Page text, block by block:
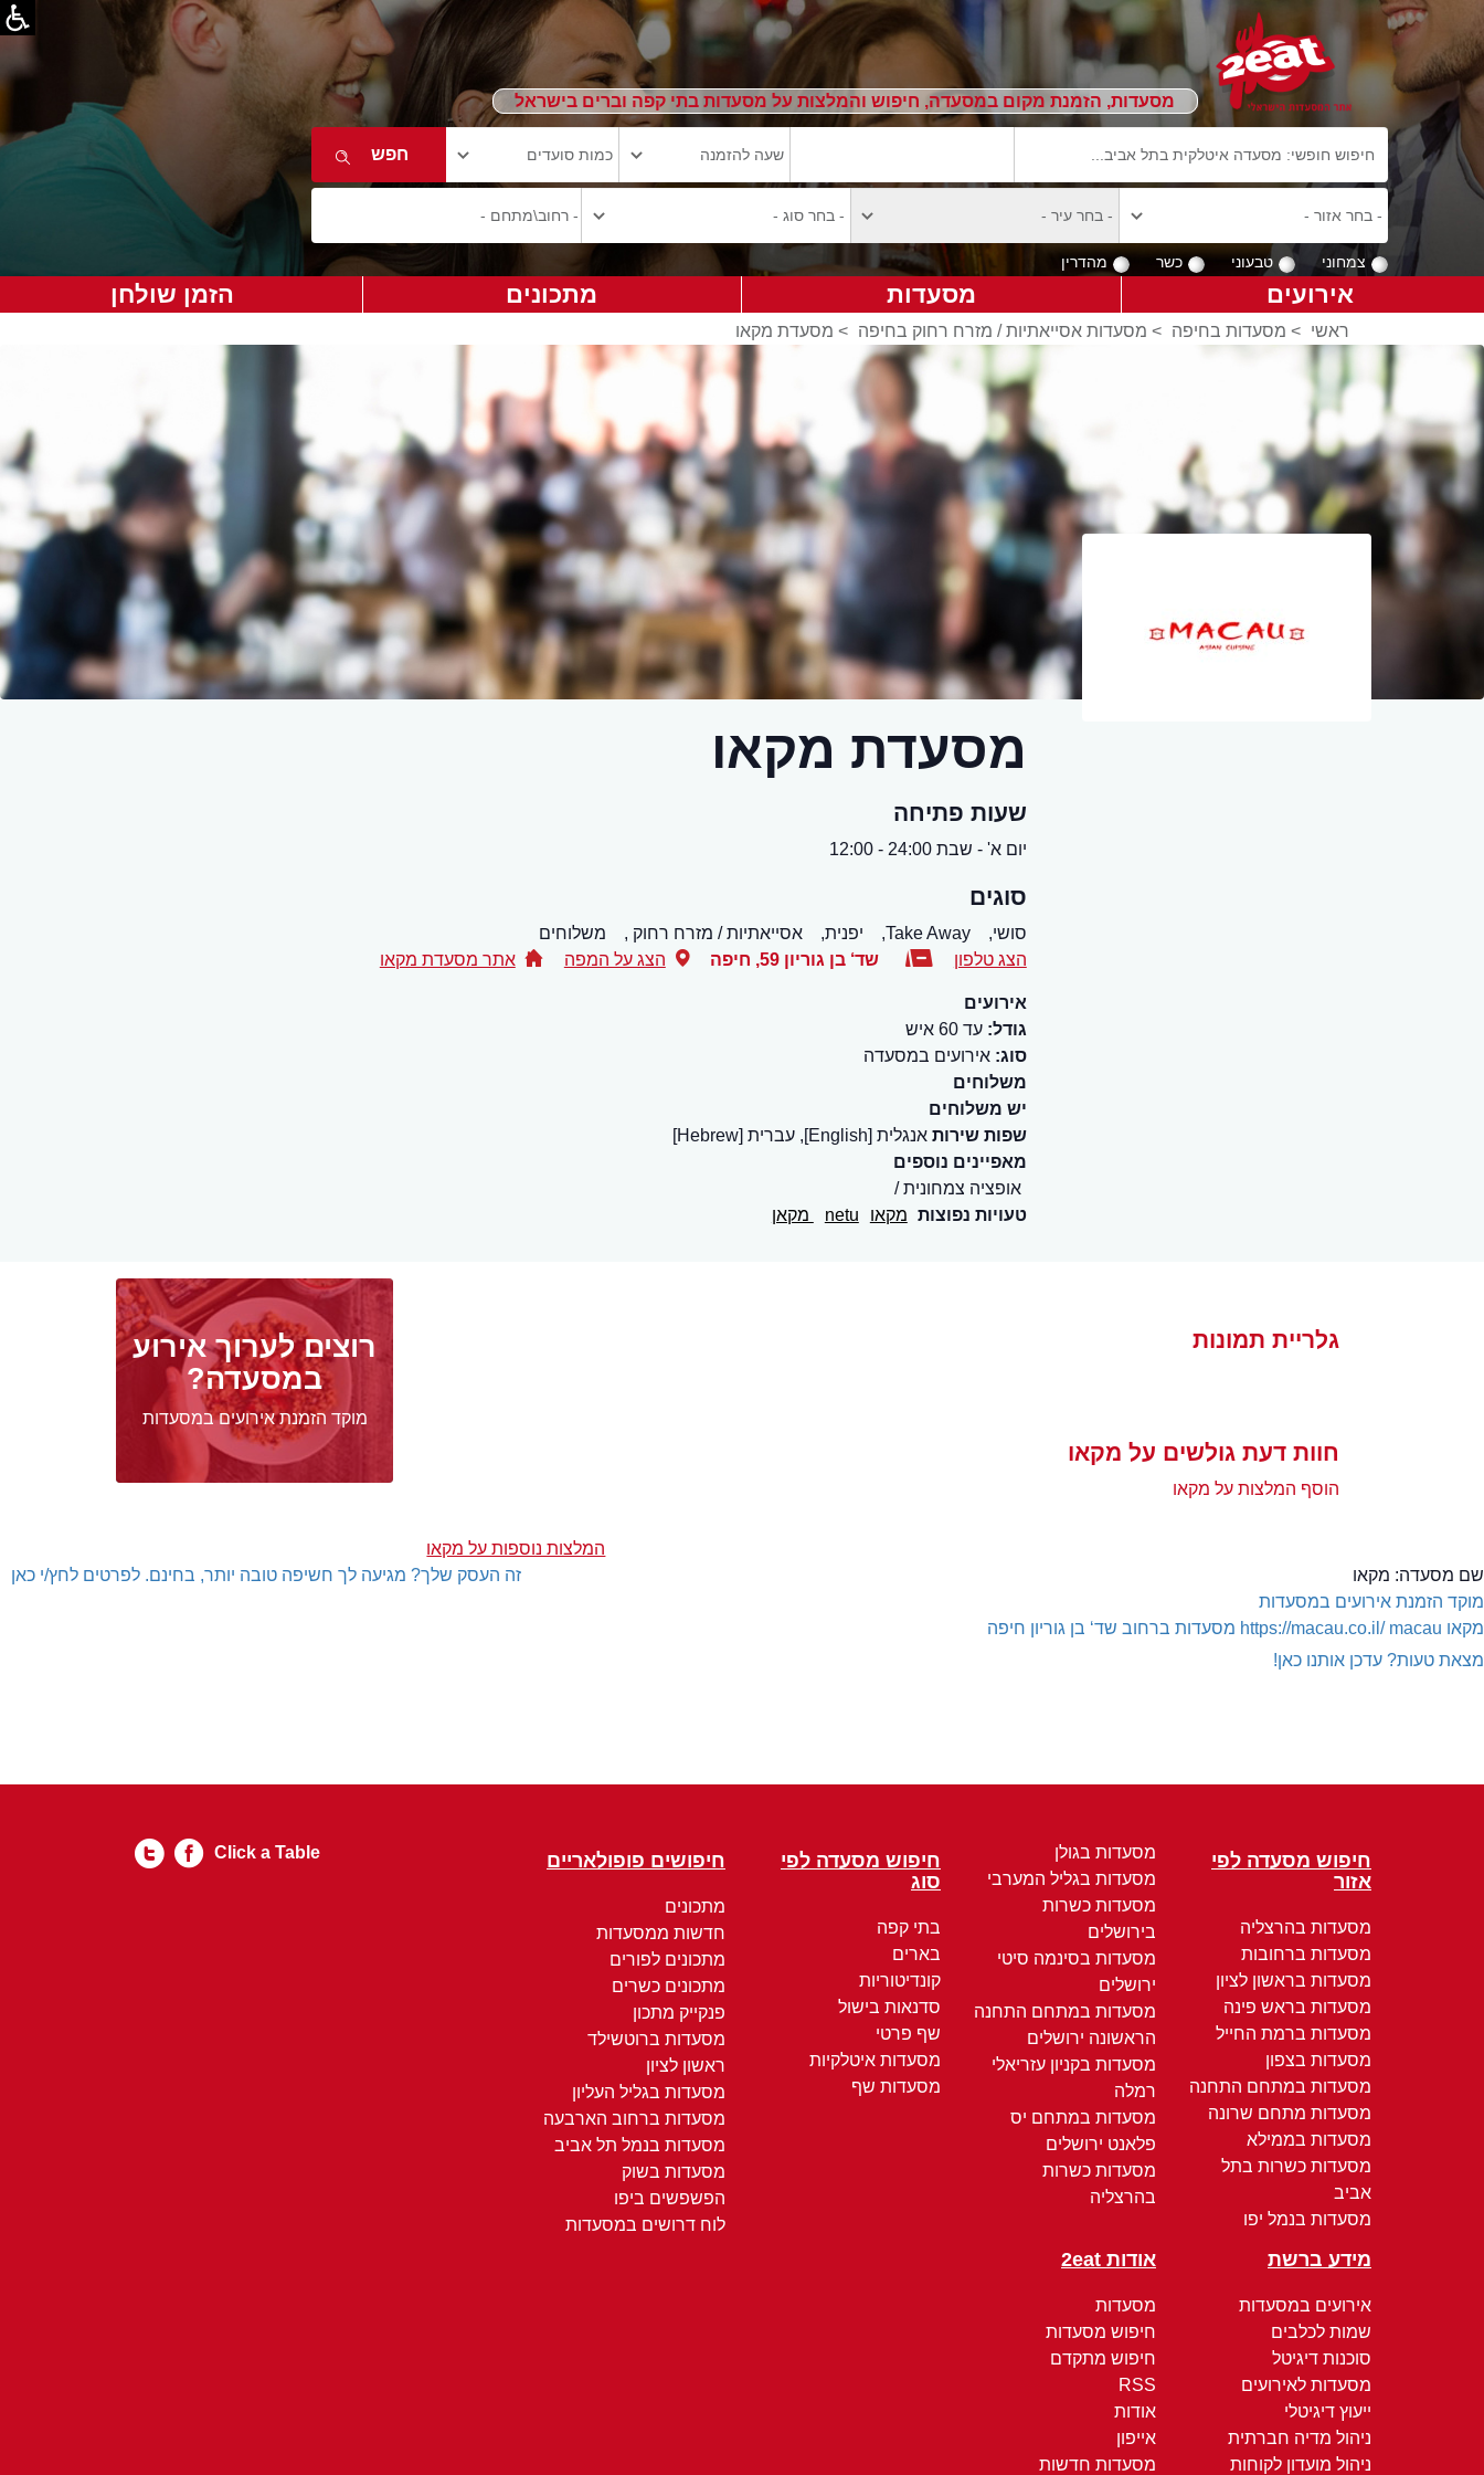
מסעדות, הזמנת מקום במסעדה, חיפוש והמלצות על מסעדות בתי קפה וברים בישראל
צמחוני טבעוני כשר מהדרין
אירועים מסעדות מתכונים הזמן שולחן
ראשי > מסעדות בחיפה > מסעדות אסייאתיות / מזרח רחוק בחיפה > מסעדת מקאו
מסעדת מקאו
שעות פתיחה
יום א' - שבת 24:00 - 12:00
סוגים
סושי, Take Away, יפנית, אסייאתיות / מזרח רחוק ,
משלוחים
הצג טלפון
שד‘ בן גוריון 59 , חיפה הצג על המפה אתר מסעדת מקאו
אירועים
גודל:עד 60 איש
סוג:אירועים במסעדה
משלוחים
יש משלוחים
שפות שירות אנגלית [English], עברית [Hebrew]
מאפיינים נוספים
אופציה צמחונית
טעויות נפוצות מקאו netu מקאן
גלריית תמונות
חוות דעת גולשים על מקאו
הוסף המלצות על מקאו
המלצות נוספות על מקאו
רוצים לערוך אירוע
במסעדה?
מוקד הזמנת אירועים במסעדות
זה העסק שלך? מגיעה לך חשיפה טובה יותר, בחינם. לפרטים לחץ/י כאן שם מסעדה: מקאו
מוקד הזמנת אירועים במסעדות
מקאו
https://macau.co.il/ macau
מסעדות ברחוב שד‘ בן גוריון חיפה
מצאת טעות? עדכן אותנו כאן!
חיפוש מסעדה לפי
אזור
מסעדות בהרצליה
מסעדות ברחובות
מסעדות בראשון לציון
מסעדות בראש פינה
מסעדות ברמת החייל
מסעדות בצפון
מסעדות במתחם התחנה
מסעדות מתחם שרונה
מסעדות בממילא
מסעדות כשרות בתל
אביב
מסעדות בנמל יפו
מסעדות בגולן
מסעדות בגליל המערבי
מסעדות כשרות
בירושלים
מסעדות בסינמה סיטי
ירושלים
מסעדות במתחם התחנה
הראשונה ירושלים
מסעדות בקניון עזריאלי
רמלה
מסעדות במתחם יס
פלאנט ירושלים
מסעדות כשרות
בהרצליה
חיפוש מסעדה לפי
סוג
בתי קפה
בארים
קונדיטוריות
סדנאות בישול
שף פרטי
מסעדות איטלקיות
מסעדות שף
חיפושים פופולאריים
מתכונים
חדשות ממסעדות
מתכונים לפורים
מתכונים כשרים
פנקייק מתכון
מסעדות ברוטשילד
ראשון לציון
מסעדות בגליל העליון
מסעדות ברחוב הארבעה
מסעדות בנמל תל אביב
מסעדות בשוק
הפשפשים ביפו
לוח דרושים במסעדות
מידע ברשת
אירועים במסעדות
שמות לכלבים
סוכנות דיגיטל
מסעדות לאירועים
ייעוץ דיגיטלי
ניהול מדיה חברתית
ניהול מועדון לקוחות
אודות 2eat
מסעדות
חיפוש מסעדות
חיפוש מתקדם
RSS
אודות
אייפון
מסעדות חדשות
Click a Table